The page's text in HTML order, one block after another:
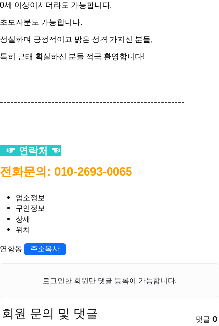
0세 이상이시더라도 가능합니다.
초보자분도 가능합니다.
성실하며 긍정적이고 밝은 성격 가지신 분들,
특히 근태 확실하신 분들 적극 환영합니다!
------------------------------------------------------
☞ 연락처 ☜
전화문의: 010-2693-0065
업소정보
구인정보
상세
위치
연향동 주소복사
로그인한 회원만 댓글 등록이 가능합니다.
회원 문의 및 댓글 댓글 0